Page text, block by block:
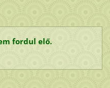
fordul elő.